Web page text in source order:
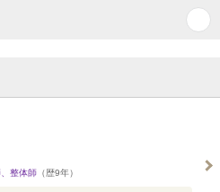
整体師 （歴9年）